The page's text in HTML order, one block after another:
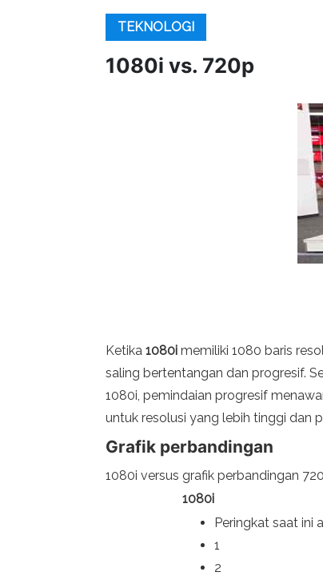
TEKNOLOGI
1080i vs. 720p
Ketika 1080i memiliki 1080 baris
saling bertentangan dan progresif.
1080i, pemindaian progresif
untuk resolusi yang lebih tinggi dan
Grafik perbandingan
1080i versus grafik perbandingan
1080i
Peringkat saat ini
1
2